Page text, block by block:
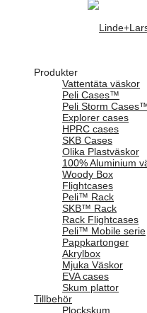
Produkter
Vattentäta väskor
Peli Cases™
Peli Storm
Explorer cases
HPRC cases
SKB Cases
Olika Plastväskor
100% Aluminium
Woody Box
Flightcases
Peli™ Rack
SKB™ Rack
Rack Flightcases
Peli™ Mobile serie
Pappkartonger
Akrylbox
Mjuka Väskor
EVA cases
Skum plattor
Tillbehör
Plockskum